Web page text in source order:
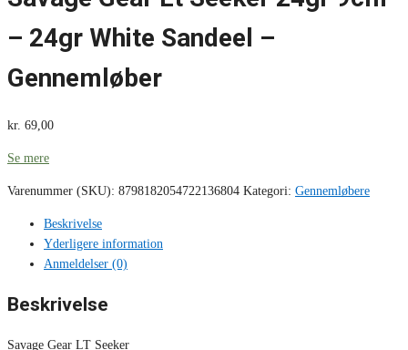
– 24gr White Sandeel –
Gennemløber
kr. 69,00
Se mere
Varenummer (SKU): 8798182054722136804 Kategori: Gennemløbere
Beskrivelse
Yderligere information
Anmeldelser (0)
Beskrivelse
Savage Gear LT Seeker